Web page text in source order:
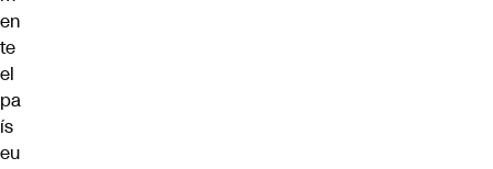
en
te
el
pa
ís
eu